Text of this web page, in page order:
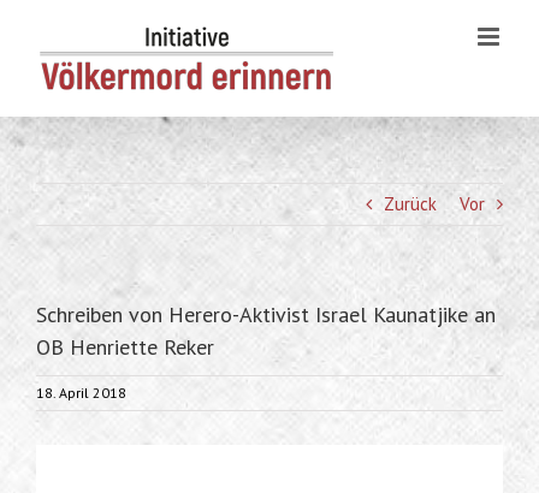
content
Zurück Vor
Schreiben von Herero-Aktivist Israel Kaunatjike an
OB Henriette Reker
18. April 2018